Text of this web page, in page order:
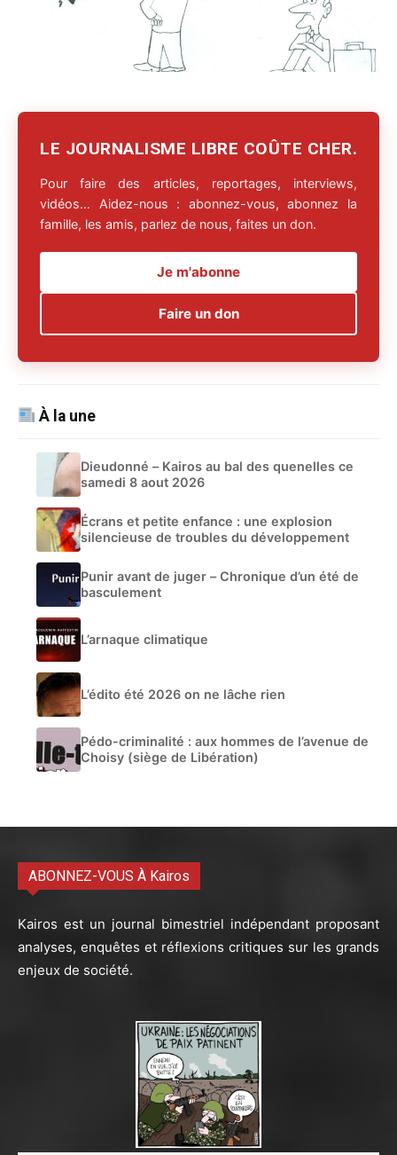
LE JOURNALISME LIBRE COÛTE CHER.
Pour faire des articles, reportages, interviews,
vidéos… Aidez-nous : abonnez-vous, abonnez la
famille, les amis, parlez de nous, faites un don.
Je m'abonne
Faire un don
À la une
Dieudonné – Kairos au bal des quenelles ce
samedi 8 aout 2026
Écrans et petite enfance : une explosion
silencieuse de troubles du développement
Punir avant de juger – Chronique d’un été de
basculement
L’arnaque climatique
L’édito été 2026 on ne lâche rien
Pédo-criminalité : aux hommes de l’avenue de
Choisy (siège de Libération)
ABONNEZ-VOUS À Kairos
Kairos est un journal bimestriel indépendant proposant
analyses, enquêtes et réflexions critiques sur les grands
enjeux de société.